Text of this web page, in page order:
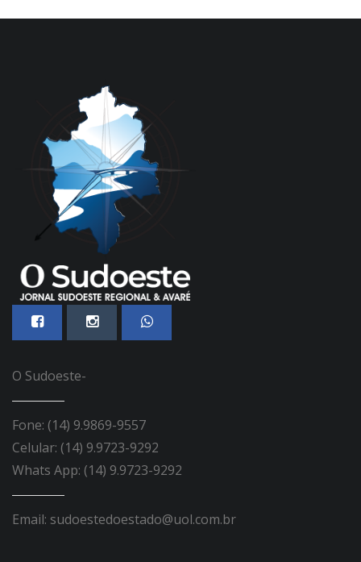
O Sudoeste-
Fone: (14) 9.9869-9557
Celular: (14) 9.9723-9292
Whats App: (14) 9.9723-9292
Email: sudoestedoestado@uol.com.br